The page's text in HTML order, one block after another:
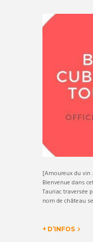
[Amoureux du vin
Bienvenue dans
Tauriac traversée
nom de château
+ D’INFOS